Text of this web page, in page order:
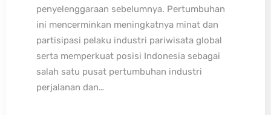
penyelenggaraan sebelumnya. Pertumbuhan
ini mencerminkan meningkatnya minat dan
partisipasi pelaku industri pariwisata global
serta memperkuat posisi Indonesia sebagai
salah satu pusat pertumbuhan industri
perjalanan dan…